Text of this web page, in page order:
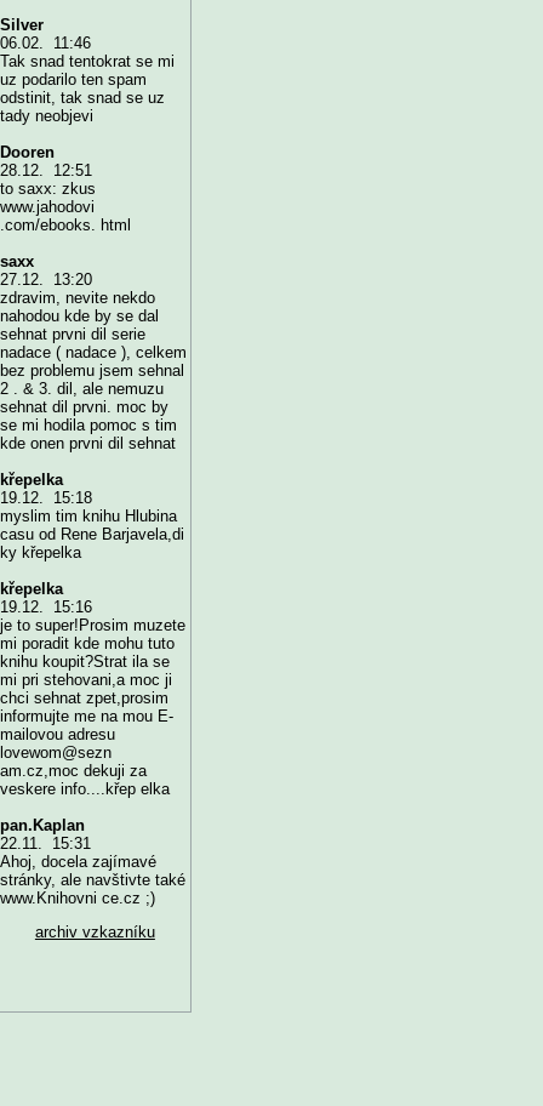
Silver
06.02. 11:46
Tak snad tentokrat se mi
uz podarilo ten spam
odstinit, tak snad se uz
tady neobjevi
Dooren
28.12. 12:51
to saxx: zkus
www.jahodovi
.com/ebooks. html
saxx
27.12. 13:20
zdravim, nevite nekdo
nahodou kde by se dal
sehnat prvni dil serie
nadace ( nadace ), celkem
bez problemu jsem sehnal
2 . & 3. dil, ale nemuzu
sehnat dil prvni. moc by
se mi hodila pomoc s tim
kde onen prvni dil sehnat
křepelka
19.12. 15:18
myslim tim knihu Hlubina
casu od Rene Barjavela,di
ky křepelka
křepelka
19.12. 15:16
je to super!Prosim muzete
mi poradit kde mohu tuto
knihu koupit?Strat ila se
mi pri stehovani,a moc ji
chci sehnat zpet,prosim
informujte me na mou E-
mailovou adresu
lovewom@sezn
am.cz,moc dekuji za
veskere info....křep elka
pan.Kaplan
22.11. 15:31
Ahoj, docela zajímavé
stránky, ale navštivte také
www.Knihovni ce.cz ;)
archiv vzkazníku